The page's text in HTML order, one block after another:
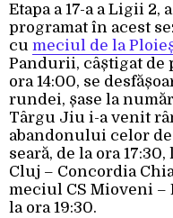
Etapa a 17-a a Ligii
programat în acest
cu meciul de la
Pandurii, câștigat de
ora 14:00, se
rundei, șase la
Târgu Jiu i-a venit
abandonului celor
seară, de la ora
Cluj – Concordia
meciul CS Mioveni –
la ora 19:30.